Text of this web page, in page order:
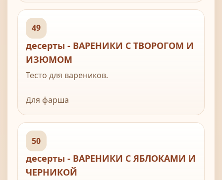
1/2 стакана сахара,
3 ст. ложки картофельного крахмала.
49
десерты - ВАРЕНИКИ С ТВОРОГОМ И
ИЗЮМОМ
Тесто для вареников.
Для фарша
500 г творога,
1 яйцо,
3 ст. ложки изюма,
2 ст. ложки сахара,
соль по вкусу.
50
десерты - ВАРЕНИКИ С ЯБЛОКАМИ И
ЧЕРНИКОЙ